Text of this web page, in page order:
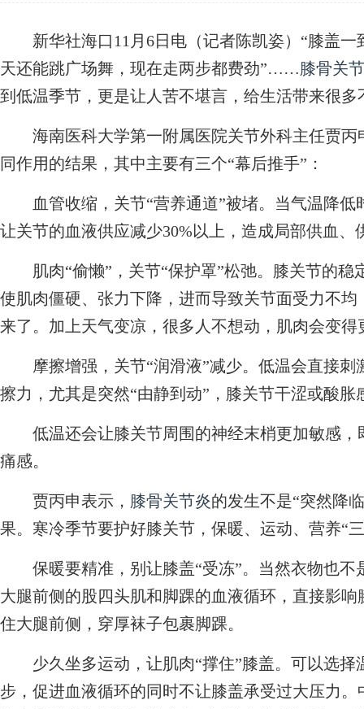
新华社海口11月6日电（记者陈凯姿）“膝盖一
天还能跳广场舞，现在走两步都费劲”……膝骨关
到低温季节，更是让人苦不堪言，给生活带来很
海南医科大学第一附属医院关节外科主任贾丙
同作用的结果，其中主要有三个“幕后推手”：
血管收缩，关节“营养通道”被堵。当气温降低
让关节的血液供应减少30%以上，造成局部供血、
肌肉“偷懒”，关节“保护罩”松弛。膝关节的稳
使肌肉僵硬、张力下降，进而导致关节面受力不
来了。加上天气变凉，很多人不想动，肌肉会变
摩擦增强，关节“润滑液”减少。低温会直接刺
擦力，尤其是突然“由静到动”，膝关节干涩或酸胀
低温还会让膝关节周围的神经末梢更加敏感，
痛感。
贾丙申表示， 膝骨关节炎的发生不是“突然降
果。寒冷季节要护好膝关节，保暖、运动、营养“
保暖要精准，别让膝盖“受冻”。当然衣物也不
大腿前侧的股四头肌和脚踝的血液循环，直接影
住大腿前侧，穿厚袜子包裹脚踝。
少久坐多运动，让肌肉“撑住”膝盖。可以选择
步，促进血液循环的同时不让膝盖承受过大压力